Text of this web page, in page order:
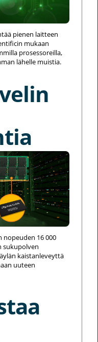
pienen laitteen
mukaan
prosessoreilla,
lähelle muistia.
nopeuden 16 000
sukupolven
kaistanleveyttä
uuteen